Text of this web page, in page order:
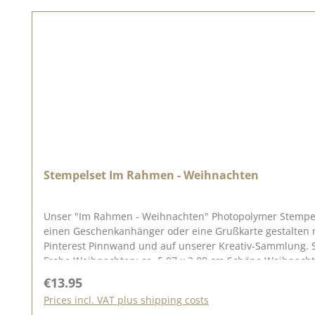
Stempelset Im Rahmen - Weihnachten
Unser "Im Rahmen - Weihnachten" Photopolymer
einen Geschenkanhänger oder eine Grußkarte gestalten möchtet, dieses Set bietet euch
Pinterest Pinnwand und auf unserer Kreativ-Sammlung. Schaut doch mal vorbei und lasst
Frohe Weihnachten: ca. 5,07 x 2,09 cm Schöne
Weihnachtszeit: ca. 5,43 x 2,80 cm fröhliche Weihnachten: ca. 6,79 x
können benötigt Ihr Acrylblöcke, die nicht mit in diesem
erzielen, betupft den Stempel mit der Stempelfarbe
Regular price:
€13.95
Prices incl. VAT plus shipping costs